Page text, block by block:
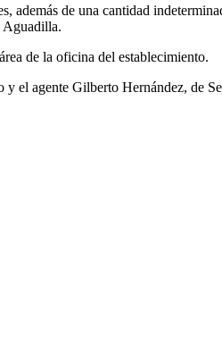
de una cantidad
Aguadilla.
de la oficina del establecimiento.
el agente Gilberto Hernández, de